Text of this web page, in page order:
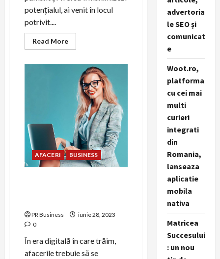
potențialul, ai venit în locul
potrivit....
Read MoreRead
more
valorifici
hectar
pământ
AFACERI BUSINESS
PR Business
iunie 28, 2023
0
În era digitală în care trăim,
afacerile trebuie să se
advertoria
le SEO și
comunicat
e
Woot.ro,
platforma
cu cei mai
multi
curieri
integrati
din
Romania,
lanseaza
aplicatie
mobila
nativa
Matricea
Succesului
: un nou